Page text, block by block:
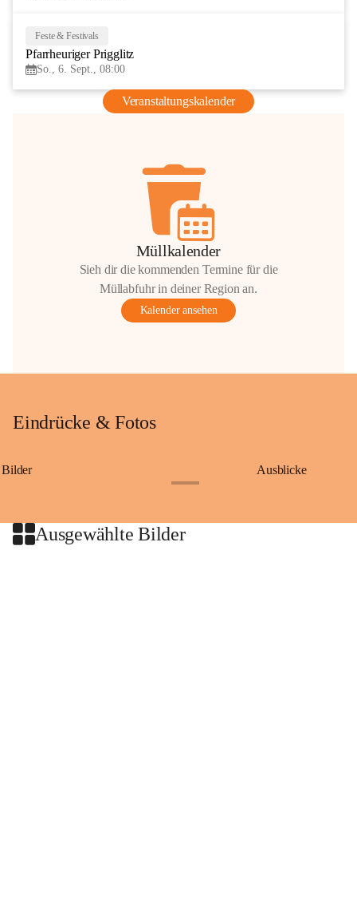
Feste & Festivals
Pfarrheuriger Prigglitz
So., 6. Sept., 08:00
Veranstaltungskalender
Müllkalender
Sieh dir die kommenden Termine für die
Müllabfuhr in deiner Region an.
Kalender ansehen
Eindrücke & Fotos
Bilder Ausblicke
Ausgewählte Bilder